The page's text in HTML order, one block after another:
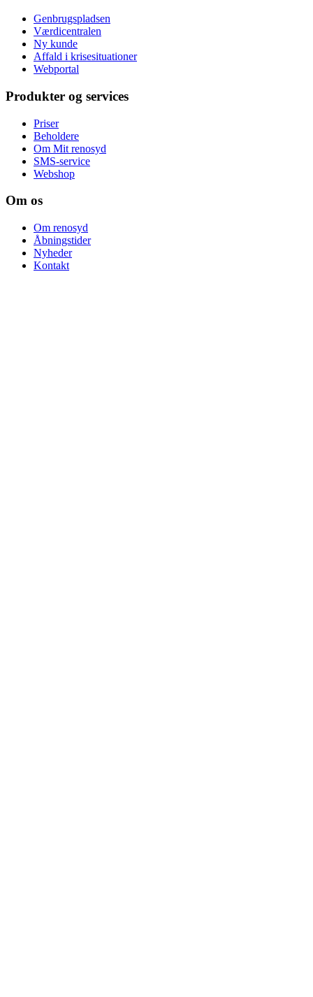
Genbrugspladsen
Værdicentralen
Ny kunde
Affald i krisesituationer
Webportal
Produkter og services
Priser
Beholdere
Om Mit renosyd
SMS-service
Webshop
Om os
Om renosyd
Åbningstider
Nyheder
Kontakt